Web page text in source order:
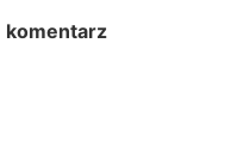
komentarz